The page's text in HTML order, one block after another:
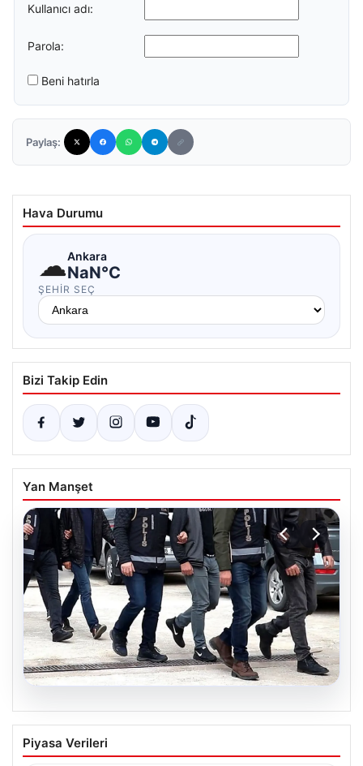
Kullanıcı adı:
Parola:
Beni hatırla
Paylaş:
Hava Durumu
☁Ankara
NaN°C
ŞEHIR SEÇ
Bizi Takip Edin
Yan Manşet
07.08.2026
Holding patronuna bahis suçlaması.
Tüm malvarlığına el konuldu
Piyasa Verileri